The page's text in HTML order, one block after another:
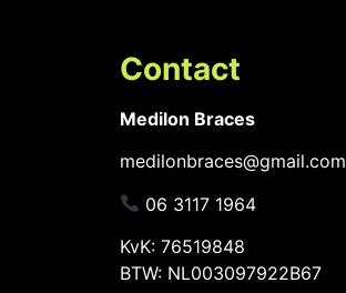
Contact
Medilon Braces
medilonbraces@gmail.com
06 3117 1964
KvK: 76519848
BTW: NL003097922B67